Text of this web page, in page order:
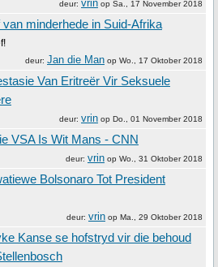
deur: vrin op Sa., 17 November 2018
minderhede in Suid-Afrika
deur: Jan die Man op Wo., 17 Oktober 2018
Van Eritreër Vir Seksuele
deur: vrin op Do., 01 November 2018
VSA Is Wit Mans - CNN
deur: vrin op Wo., 31 Oktober 2018
Bolsonaro Tot President
deur: vrin op Ma., 29 Oktober 2018
Kanse se hofstryd vir die behoud